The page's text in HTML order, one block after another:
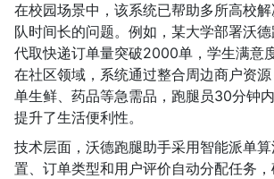
在校园场景中，该系统已帮助多所高校
队时间长的问题。例如，某大学部署沃
代取快递订单量突破2000单，学生满意
在社区领域，系统通过整合周边商户资
单生鲜、药品等急需品，跑腿员30分钟
提升了生活便利性。
技术层面，沃德跑腿助手采用智能派单
置、订单类型和用户评价自动分配任务